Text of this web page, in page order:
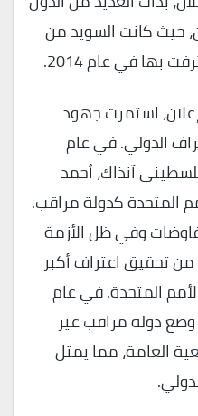
حيث كانت السويد من
بها في عام 2014.
استمرت جهود
الدولي. في عام
آنذاك، أحمد
المتحدة كدولة مراقب.
وفي ظل الأزمة
تحقيق اعتراف أكبر
المتحدة. في عام
وضع دولة مراقب غير
العامة، مما يمثل